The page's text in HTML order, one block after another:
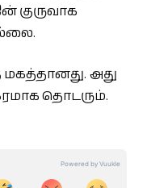
குருவாக
அது
தொடரும்.